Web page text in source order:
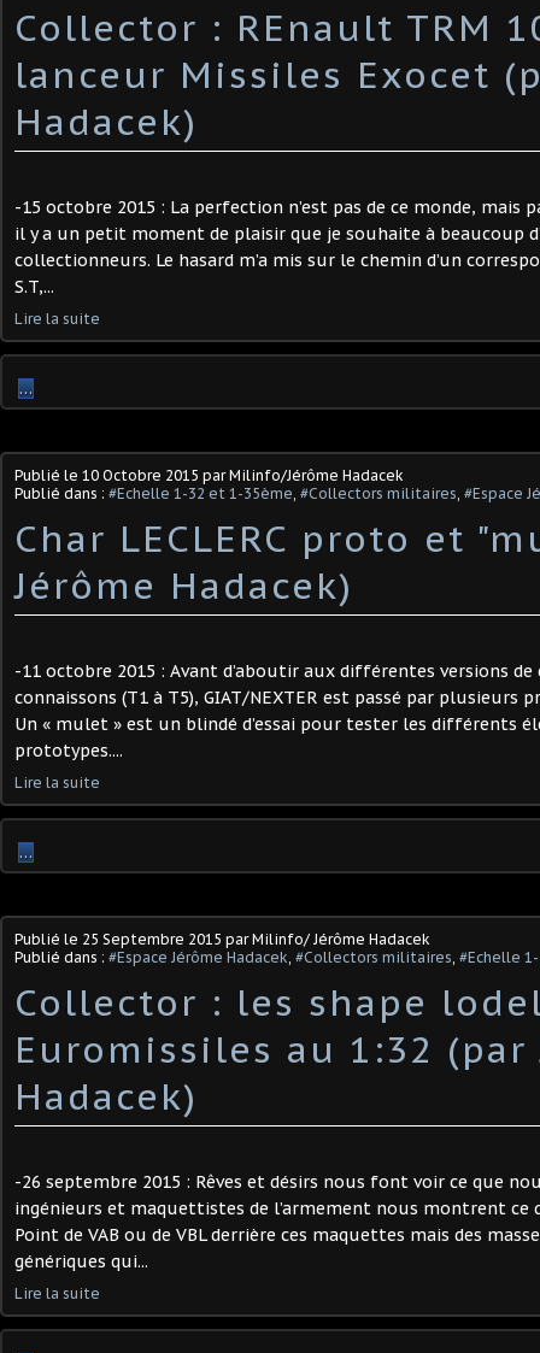
Collector : REnault TRM
lanceur Missiles Exocet
Hadacek)
-15 octobre 2015 : La perfection n’est pas de ce monde, mais
il y a un petit moment de plaisir que je souhaite à beaucoup
collectionneurs. Le hasard m’a mis sur le chemin d’un
S.T,...
Lire la suite
…
Publié le 10 Octobre 2015 par Milinfo/Jérôme Hadacek
Publié dans : #Echelle 1-32 et 1-35ème, #Collectors militaires, #Espace
Char LECLERC proto et
Jérôme Hadacek)
-11 octobre 2015 : Avant d’aboutir aux différentes versions de
connaissons (T1 à T5), GIAT/NEXTER est passé par plusieurs
Un « mulet » est un blindé d’essai pour tester les différents
prototypes....
Lire la suite
…
Publié le 25 Septembre 2015 par Milinfo/ Jérôme Hadacek
Publié dans : #Espace Jérôme Hadacek, #Collectors militaires, #Echelle
Collector : les shape
Euromissiles au 1:32 (par
Hadacek)
-26 septembre 2015 : Rêves et désirs nous font voir ce que
ingénieurs et maquettistes de l’armement nous montrent ce
Point de VAB ou de VBL derrière ces maquettes mais des
génériques qui...
Lire la suite